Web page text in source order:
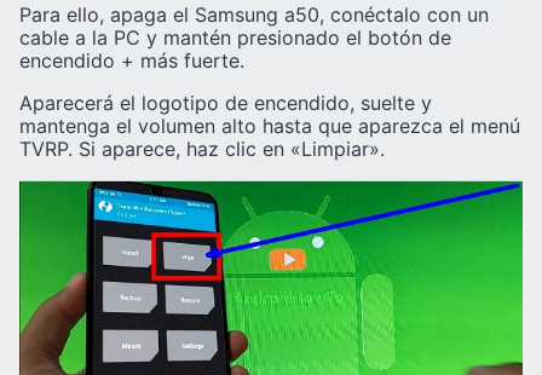
Para ello, apaga el Samsung a50, conéctalo con un
cable a la PC y mantén presionado el botón de
encendido + más fuerte.
Aparecerá el logotipo de encendido, suelte y
mantenga el volumen alto hasta que aparezca el menú
TVRP. Si aparece, haz clic en «Limpiar».